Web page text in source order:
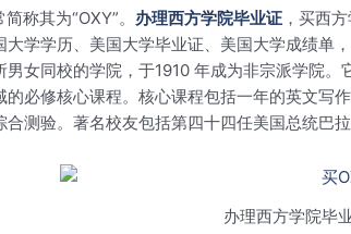
称其为“OXY”。 办理西方学院毕业证 ，买西
学学历、美国大学毕业证、美国大学成绩
女同校的学院，于1910 年成为非宗派学院
必修核心课程。核心课程包括一年的英文
测验。著名校友包括第四十四任美国总统巴拉
办理西方学院毕